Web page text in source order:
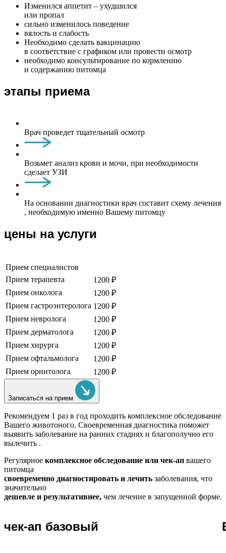
Изменился аппетит – ухудшился
или пропал
сильно изменилось поведение
вялость и слабость
Необходимо сделать вакцинацию
в соответствие с графиком или провести осмотр
необходимо консультирование по кормлению
и содержанию питомца
этапы приема
Врач проведет тщательный осмотр
Возьмет анализ крови и мочи, при необходимости
сделает УЗИ
На основании диагностики врач составит схему лечения
, необходимую именно Вашему питомцу
цены на услуги
Прием специалистов
Прием терапевта
1200 ₽
Прием онколога
1200 ₽
Прием гастроэнтеролога 1200 ₽
Прием невролога
1200 ₽
Прием дерматолога
1200 ₽
Прием хирурга
1200 ₽
Прием офтальмолога
1200 ₽
Прием орнитолога
1200 ₽
Записаться на прием
Рекомендуем 1 раз в год проходить комплексное обследование
Вашего животоного. Своевременная диагностика поможет
выявить заболевание на ранних стадиях и благополучно его
вылечить .
Регулярное комплексное обследование или чек-ап вашего
питомца
своевременно диагностировать и лечить заболевания, что
значительно
дешевле и результативнее, чем лечение в запущенной форме.
чек-ап базовый